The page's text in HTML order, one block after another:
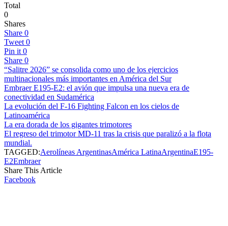
Total
0
Shares
Share 0
Tweet 0
Pin it 0
Share 0
“Salitre 2026” se consolida como uno de los ejercicios
multinacionales más importantes en América del Sur
Embraer E195-E2: el avión que impulsa una nueva era de
conectividad en Sudamérica
La evolución del F-16 Fighting Falcon en los cielos de
Latinoamérica
La era dorada de los gigantes trimotores
El regreso del trimotor MD-11 tras la crisis que paralizó a la flota
mundial.
TAGGED:Aerolíneas ArgentinasAmérica LatinaArgentinaE195-
E2Embraer
Share This Article
Facebook